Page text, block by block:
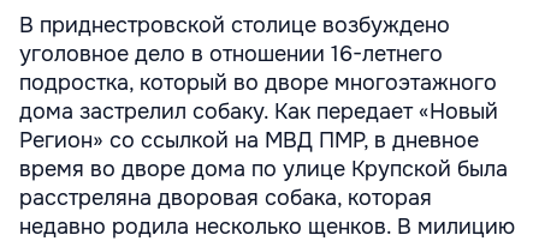
В приднестровской столице возбуждено
уголовное дело в отношении 16-летнего
подростка, который во дворе многоэтажного
дома застрелил собаку. Как передает «Новый
Регион» со ссылкой на МВД ПМР, в дневное
время во дворе дома по улице Крупской была
расстреляна дворовая собака, которая
недавно родила несколько щенков. В милицию